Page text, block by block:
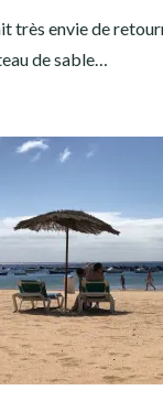
très envie de
de sable…